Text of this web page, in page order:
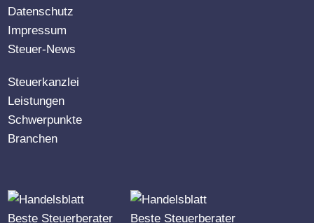
Datenschutz
Impressum
Steuer-News
Steuerkanzlei
Leistungen
Schwerpunkte
Branchen